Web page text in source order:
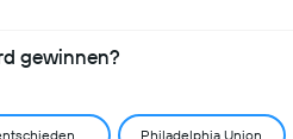
gewinnen?
Philadelphia Union